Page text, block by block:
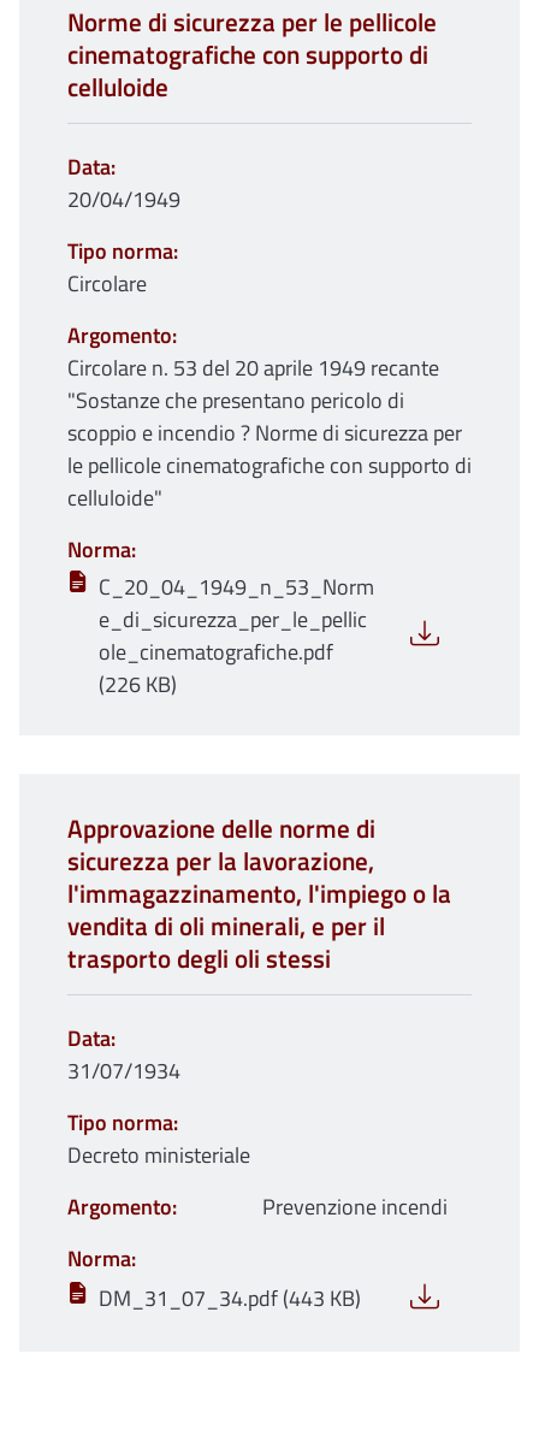
Norme di sicurezza per le pellicole
cinematografiche con supporto di
celluloide
Data
20/04/1949
Tipo norma
Circolare
Argomento
Circolare n. 53 del 20 aprile 1949 recante
"Sostanze che presentano pericolo di
scoppio e incendio ? Norme di sicurezza per
le pellicole cinematografiche con supporto di
celluloide"
Norma
C_20_04_1949_n_53_Norm
e_di_sicurezza_per_le_pellic
ole_cinematografiche.pdf
(226 KB)
Approvazione delle norme di
sicurezza per la lavorazione,
l'immagazzinamento, l'impiego o la
vendita di oli minerali, e per il
trasporto degli oli stessi
Data
31/07/1934
Tipo norma
Decreto ministeriale
Argomento
Prevenzione incendi
Norma
DM_31_07_34.pdf (443 KB)